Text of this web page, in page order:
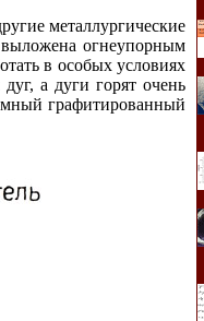
металлургические
огнеупорным
в особых условиях
а дуги горят очень
графитированный